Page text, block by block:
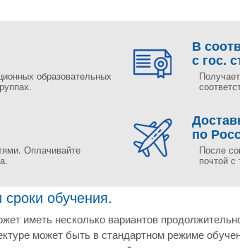
образовательных
В
с гос.
Оплачивайте
по
После
почтой
обучения.
иметь несколько вариантов
может быть в стандартном режиме